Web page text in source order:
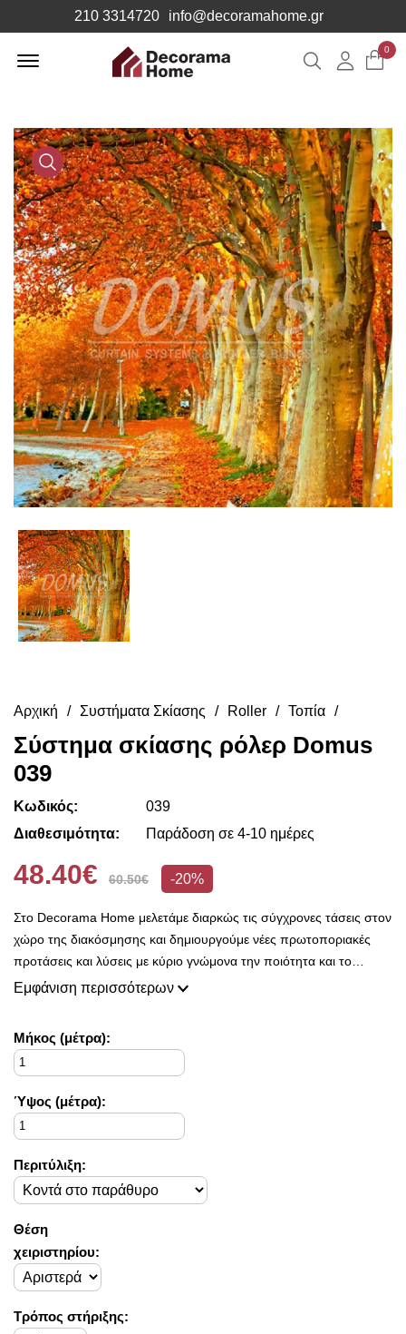
210 3314720 info@decoramahome.gr
Αναζήτηση
0
Media
Gallery
Αρχική Συστήματα Σκίασης Roller Τοπία
Σύστημα σκίασης ρόλερ Domus
039
Κωδικός:
039
Διαθεσιμότητα:
Παράδοση σε 4-10 ημέρες
48.40€ 60.50€ -20%
Στο Decorama Home μελετάμε διαρκώς τις σύγχρονες τάσεις στον
χώρο της διακόσμησης και δημιουργούμε νέες πρωτοποριακές
προτάσεις και λύσεις με κύριο γνώμονα την ποιότητα και το
ασύγκριτο design, προκειμένου να είμαστε πάντοτε σε θέση να
φρέσκες ιδέες διακόσμησης, που ικανοποιούν ακόμη και τους πιο
απαιτητικούς!
ασύγκριτο στυλ στο προσωπικό σας χώρο και να τον αναδείξουμε
με τον πιο όμορφο τρόπο!
Εμφάνιση περισσότερων
Mήκος (μέτρα):
Ύψος (μέτρα):
Περιτύλιξη:
Θέση
χειριστηρίου:
Τρόπος στήριξης: